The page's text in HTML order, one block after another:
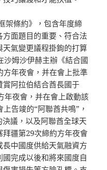
架條約》，包含年度締
面題目的重要、符合法
氣變更議程掛鉤的打算
沙姆沙伊赫主辦《結合國
方年夜會，并在會上批準
阿拉伯結合酋長國于
年夜會，并在會上啟動該
告竣的“阿聯酋共鳴”，
議，以及阿聯酋全球天
疆第29次締約方年夜會
中國度供給天氣融資方
完成以後和將來國度自